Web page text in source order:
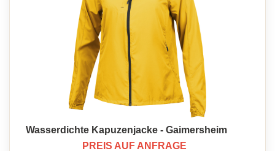
Wasserdichte Kapuzenjacke - Gaimersheim
PREIS AUF ANFRAGE